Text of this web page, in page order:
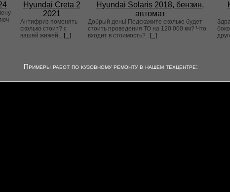
Hyundai Creta 2
2021
Антифриз поменять
сколько стоит? с
вашей жижей.. [...]
Hyundai Solaris 2018, бензин,
автомат
Добрый день! Подскажите сколько будет
стоить проведения ТО на 120 000 км? Что
входит в стоимость?
[...]
Примеры работ по кузовному ремонту в нашем техцентре: